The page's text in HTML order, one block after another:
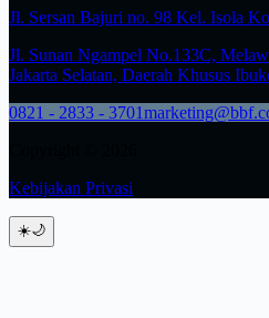
Jl. Sersan Bajuri no. 98 Kel. Isola
Jl. Sunan Ngampel No.133C,
Jakarta Selatan, Daerah Khusus
0821 - 2833 - 3701
Kebijakan Privasi
☀️🌙